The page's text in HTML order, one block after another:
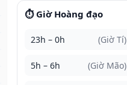
⏱️ Giờ Hoàng đạo
23h – 0h (Giờ Tí)
5h – 6h (Giờ Mão)